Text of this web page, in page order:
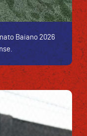
Baiano 2026